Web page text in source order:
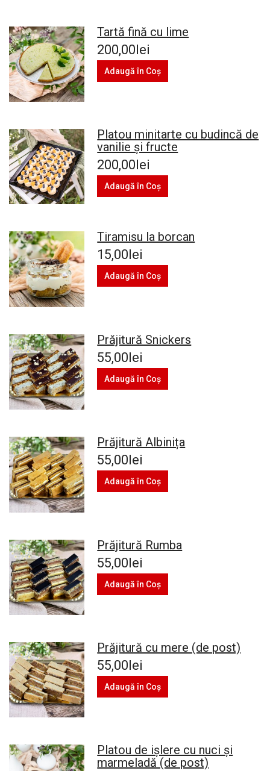
Tartă fină cu lime
200,00lei
Adaugă în Coş
Platou minitarte cu budincă de
vanilie și fructe
200,00lei
Adaugă în Coş
Tiramisu la borcan
15,00lei
Adaugă în Coş
Prăjitură Snickers
55,00lei
Adaugă în Coş
Prăjitură Albinița
55,00lei
Adaugă în Coş
Prăjitură Rumba
55,00lei
Adaugă în Coş
Prăjitură cu mere (de post)
55,00lei
Adaugă în Coş
Platou de ișlere cu nuci și
marmeladă (de post)